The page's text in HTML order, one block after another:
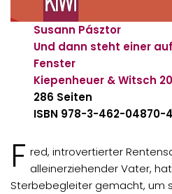
Susann Pásztor
Und dann steht einer
Fenster
Kiepenheuer & Witsch
286 Seiten
ISBN 978-3-462-04870-4
F red, introvertierter
alleinerziehender Vater,
Sterbebegleiter gemacht, um